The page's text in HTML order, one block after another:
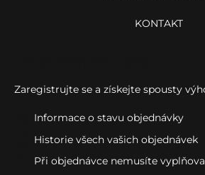
KONTAKT
Zaregistrujte se a získejte spousty
Informace o stavu objednávky
Historie všech vašich objednávek
Při objednávce nemusíte